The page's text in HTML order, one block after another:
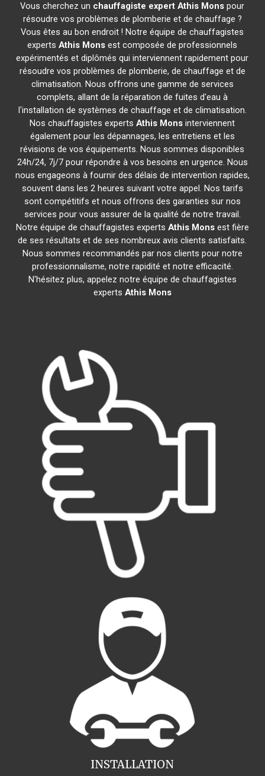
Vous cherchez un chauffagiste expert Athis Mons pour
résoudre vos problèmes de plomberie et de chauffage ?
Vous êtes au bon endroit ! Notre équipe de chauffagistes
expertsAthis Mons est composée de professionnels
expérimentés et diplômés qui interviennent rapidement pour
résoudre vos problèmes de plomberie, de chauffage et de
climatisation. Nous offrons une gamme de services
complets, allant de la réparation de fuites d'eau à
l'installation de systèmes de chauffage et de climatisation.
Nos chauffagistes expertsAthis Mons interviennent
également pour les dépannages, les entretiens et les
révisions de vos équipements. Nous sommes disponibles
24h/24, 7j/7 pour répondre à vos besoins en urgence. Nous
nous engageons à fournir des délais de intervention rapides,
souvent dans les 2 heures suivant votre appel. Nos tarifs
sont compétitifs et nous offrons des garanties sur nos
services pour vous assurer de la qualité de notre travail.
Notre équipe de chauffagistes experts Athis Monsest fière
de ses résultats et de ses nombreux avis clients satisfaits.
Nous sommes recommandés par nos clients pour notre
professionnalisme, notre rapidité et notre efficacité.
N'hésitez plus, appelez notre équipe de chauffagistes
experts Athis Mons
INSTALLATION